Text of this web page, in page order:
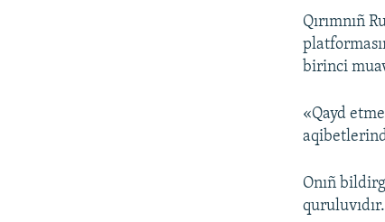
Qırımnıñ
birinci
«Qayd
Onıñ
quruluvıdır.